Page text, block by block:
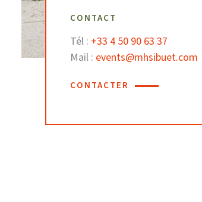
CONTACT
Tél : +33 4 50 90 63 37
Mail : events@mhsibuet.com
CONTACTER